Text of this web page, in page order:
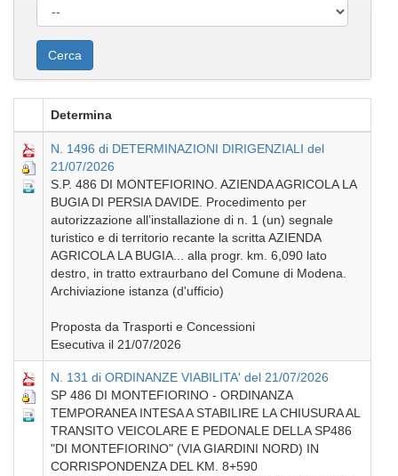
Determina
N. 1496 di DETERMINAZIONI DIRIGENZIALI del
21/07/2026
S.P. 486 DI MONTEFIORINO. AZIENDA AGRICOLA LA
BUGIA DI PERSIA DAVIDE. Procedimento per
autorizzazione all’installazione di n. 1 (un) segnale
turistico e di territorio recante la scritta AZIENDA
AGRICOLA LA BUGIA... alla progr. km. 6,090 lato
destro, in tratto extraurbano del Comune di Modena.
Archiviazione istanza (d'ufficio)
Proposta da Trasporti e Concessioni
Esecutiva il 21/07/2026
N. 131 di ORDINANZE VIABILITA' del 21/07/2026
SP 486 DI MONTEFIORINO - ORDINANZA
TEMPORANEA INTESA A STABILIRE LA CHIUSURA AL
TRANSITO VEICOLARE E PEDONALE DELLA SP486
"DI MONTEFIORINO" (VIA GIARDINI NORD) IN
CORRISPONDENZA DEL KM. 8+590